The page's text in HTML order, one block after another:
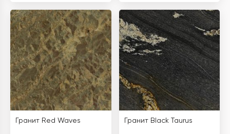
Гранит Red Waves Гранит Black Taurus